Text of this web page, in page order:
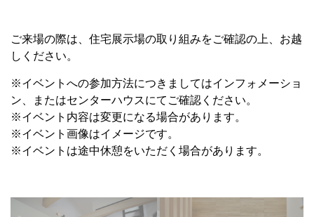
ご来場の際は、住宅展示場の取り組みをご確認の上、お越
しください。
※イベントへの参加方法につきましてはインフォメーショ
ン、またはセンターハウスにてご確認ください。
※イベント内容は変更になる場合があります。
※イベント画像はイメージです。
※イベントは途中休憩をいただく場合があります。